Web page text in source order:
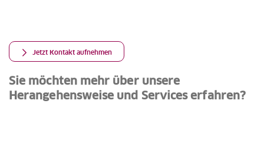
Jetzt Kontakt aufnehmen
Sie möchten mehr über unsere
Herangehensweise und Services erfahren?